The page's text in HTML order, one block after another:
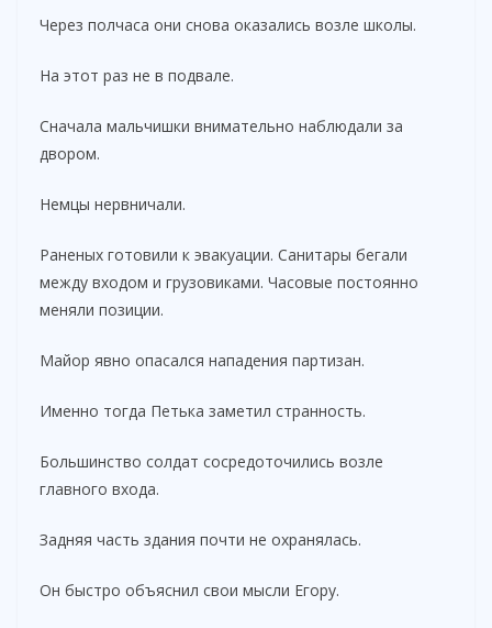
Через полчаса они снова оказались возле школы.
На этот раз не в подвале.
Сначала мальчишки внимательно наблюдали за
двором.
Немцы нервничали.
Раненых готовили к эвакуации. Санитары бегали
между входом и грузовиками. Часовые постоянно
меняли позиции.
Майор явно опасался нападения партизан.
Именно тогда Петька заметил странность.
Большинство солдат сосредоточились возле
главного входа.
Задняя часть здания почти не охранялась.
Он быстро объяснил свои мысли Егору.